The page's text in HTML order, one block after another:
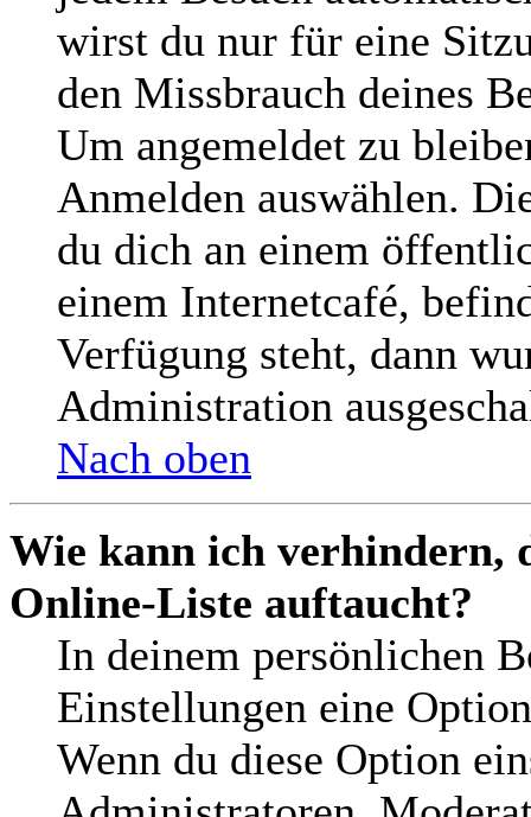
wirst du nur für eine
den Missbrauch deines
Um angemeldet zu
Anmelden auswählen.
du dich an einem
einem Internetcafé,
Verfügung steht, dann
Administration
Nach oben
Wie kann ich verhindern,
Online-Liste auftaucht?
In deinem persönlichen
Einstellungen eine
Wenn du diese Option